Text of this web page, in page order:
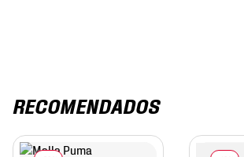
RECOMENDADOS